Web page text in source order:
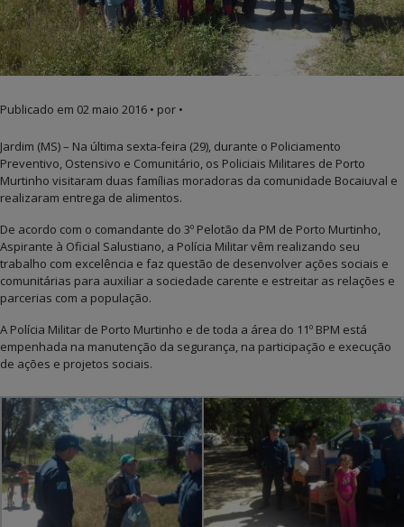
Publicado em 02 maio 2016 • por •
Jardim (MS) – Na última sexta-feira (29), durante o Policiamento
Preventivo, Ostensivo e Comunitário, os Policiais Militares de Porto
Murtinho visitaram duas famílias moradoras da comunidade Bocaiuval e
realizaram entrega de alimentos.
De acordo com o comandante do 3º Pelotão da PM de Porto Murtinho,
Aspirante à Oficial Salustiano, a Polícia Militar vêm realizando seu
trabalho com excelência e faz questão de desenvolver ações sociais e
comunitárias para auxiliar a sociedade carente e estreitar as relações e
parcerias com a população.
A Polícia Militar de Porto Murtinho e de toda a área do 11º BPM está
empenhada na manutenção da segurança, na participação e execução
de ações e projetos sociais.